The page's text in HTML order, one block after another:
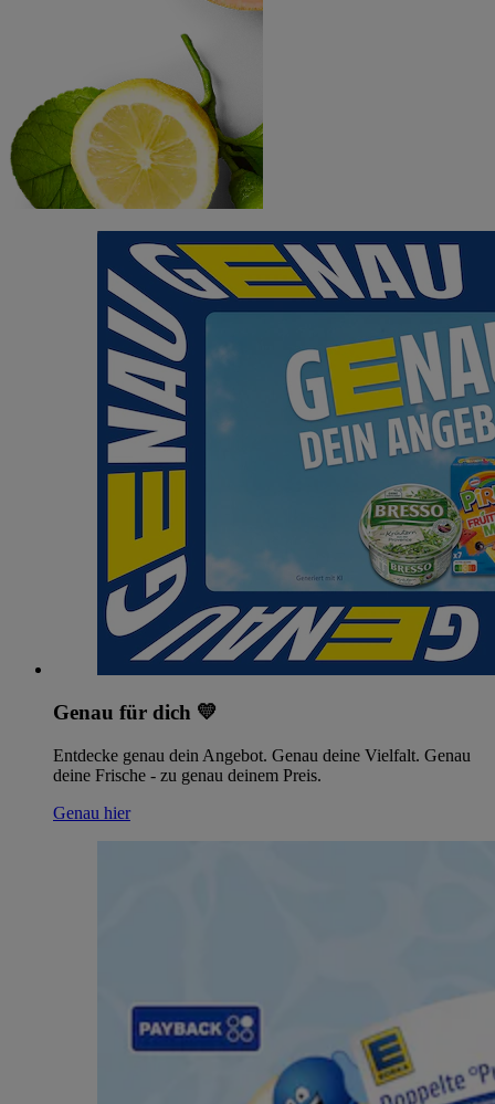
Genau für dich 💛
Entdecke genau dein Angebot. Genau deine Vielfalt. Genau
deine Frische - zu genau deinem Preis.
Genau hier